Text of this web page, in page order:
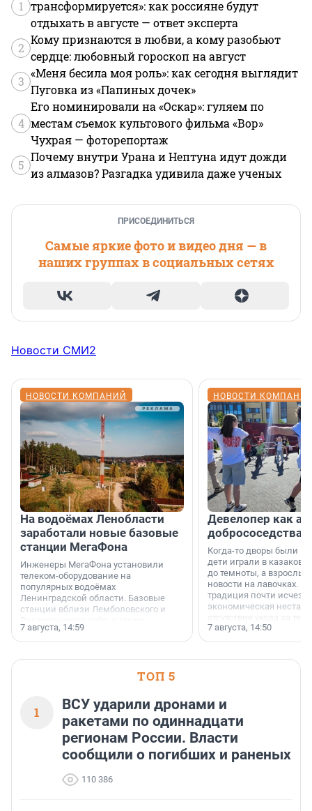
1 трансформируется»: как россияне будут
отдыхать в августе — ответ эксперта
2
Кому признаются в любви, а кому разобьют
сердце: любовный гороскоп на август
3
«Меня бесила моя роль»: как сегодня выглядит
Пуговка из «Папиных дочек»
4
Его номинировали на «Оскар»: гуляем по
местам съемок культового фильма «Вор»
Чухрая — фоторепортаж
5
Почему внутри Урана и Нептуна идут дожди
из алмазов? Разгадка удивила даже ученых
ПРИСОЕДИНИТЬСЯ
Самые яркие фото и видео дня — в
наших группах в социальных сетях
Новости СМИ2
НОВОСТИ КОМПАНИЙ
На водоёмах Ленобласти
заработали новые базовые
станции МегаФона
Инженеры МегаФона установили
телеком-оборудование на
популярных водоёмах
Ленинградской области. Базовые
станции вблизи Лемболовского и
недалеко от Большого Тосненского
водопада.
7 августа, 14:59
НОВОСТИ
Девелопер как
добрососедства
Когда-то дворы были
дети играли в казаков-
до темноты, а
новости на лавочках. В
традиция почти
экономическая
отсутствие ухода за
сделали своё дело.
7 августа, 14:50
ТОП 5
1
ВСУ ударили дронами и
ракетами по одиннадцати
регионам России. Власти
сообщили о погибших и раненых
110 386